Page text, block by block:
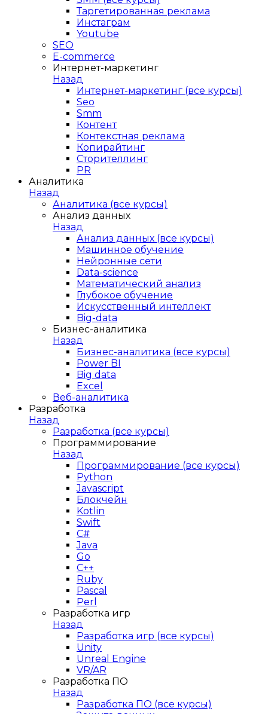
Таргетированная реклама
Инстаграм
Youtube
SEO
E-сommerce
Интернет-маркетинг
Назад
Интернет-маркетинг (все курсы)
Seo
Smm
Контент
Контекстная реклама
Копирайтинг
Сторителлинг
PR
Аналитика
Назад
Аналитика (все курсы)
Анализ данных
Назад
Анализ данных (все курсы)
Машинное обучение
Нейронные сети
Data-science
Математический анализ
Глубокое обучение
Искусственный интеллект
Big-data
Бизнес-аналитика
Назад
Бизнес-аналитика (все курсы)
Power BI
Big data
Excel
Веб-аналитика
Разработка
Назад
Разработка (все курсы)
Программирование
Назад
Программирование (все курсы)
Python
Javascript
Блокчейн
Kotlin
Swift
C#
Java
Go
C++
Ruby
Pascal
Perl
Разработка игр
Назад
Разработка игр (все курсы)
Unity
Unreal Engine
VR/AR
Разработка ПО
Назад
Разработка ПО (все курсы)